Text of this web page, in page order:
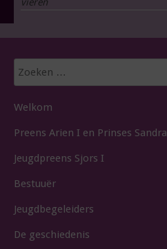
Zoeken
Welkom
Preens Arien I en Prinses Sandra
Jeugdpreens Sjors I
Bestuuër
Jeugdbegeleiders
De geschiedenis